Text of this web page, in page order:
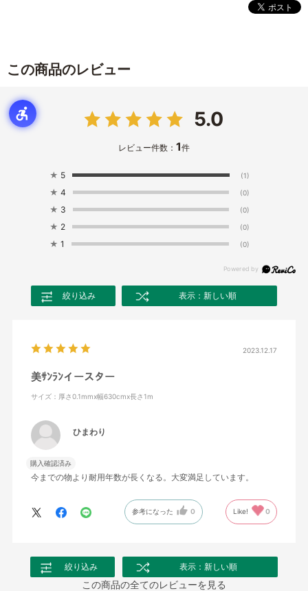
この商品のレビュー
5.0
レビュー件数： 1件
★ 5 (1)
★ 4 (0)
★ 3 (0)
★ 2 (0)
★ 1 (0)
絞り込み 表示：新しい順
2023.12.17
美ｻﾝﾗﾝイースター
サイズ：厚さ0.1mmx幅630cmx長さ1m
ひまわり
購入確認済み
今までの物より耐用年数が長くなる。大変満足しています。
参考になった 0 Like! 0
絞り込み 表示：新しい順
この商品の全てのレビューを見る